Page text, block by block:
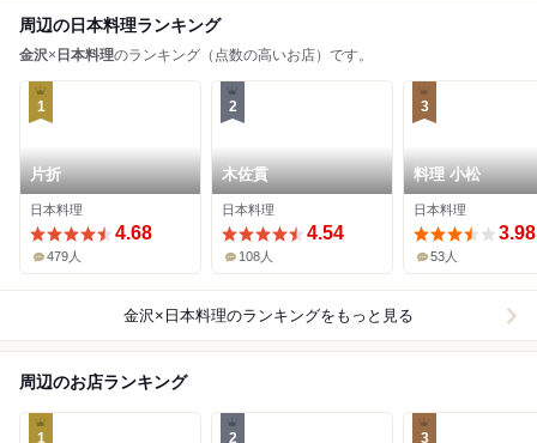
周辺の日本料理ランキング
金沢× 日本料理のランキング（点数の高いお店）です。
1
片折
日本料理
4.68
479人
2
木佐貫
日本料理
4.54
108人
3
料理 小松
日本料理
3.98
53人
金沢×日本料理のランキングをもっと見る
周辺のお店ランキング
1 2 3